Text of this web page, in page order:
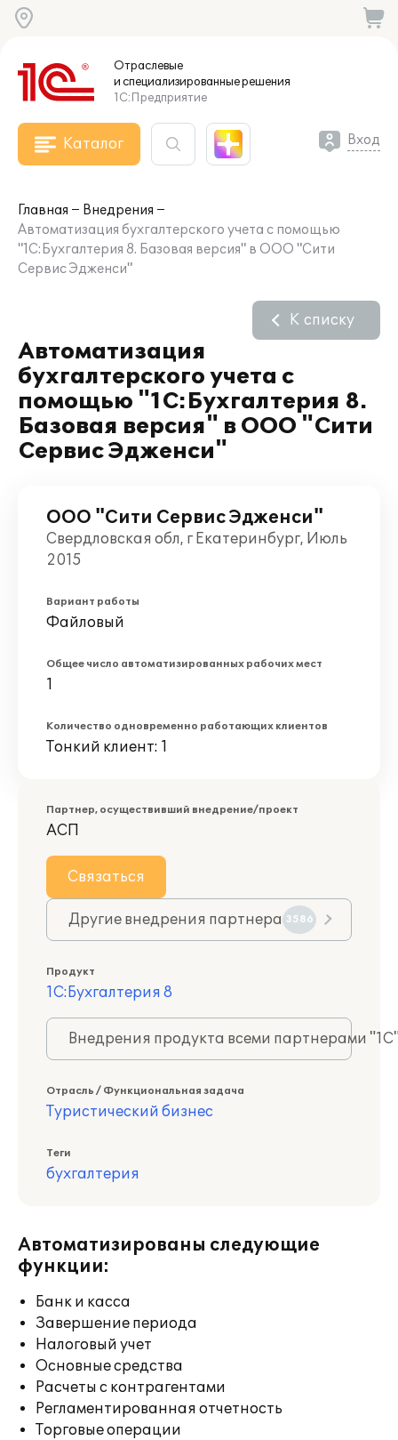
Отраслевые
и специализированныерешения
1С:Предприятие
Каталог Вход
Главная
Внедрения
Автоматизация бухгалтерского учета с помощью
"1С:Бухгалтерия 8. Базовая версия" в ООО "Сити
Сервис Эдженси"
Автоматизация
бухгалтерского учета с
помощью "1С:Бухгалтерия 8.
Базовая версия" в ООО "Сити
Сервис Эдженси"
К списку
ООО "Сити Сервис Эдженси"
Свердловская обл, г Екатеринбург, Июль
2015
Вариант работы
Файловый
Общее число автоматизированных рабочих мест
1
Количество одновременно работающих клиентов
Тонкий клиент: 1
Партнер, осуществивший внедрение/проект
АСП
Связаться
Другие внедрения партнера 3586
Продукт
1С:Бухгалтерия 8
Внедрения продукта всеми партнерами
Отрасль / Функциональная задача
Туристический бизнес
Теги
бухгалтерия
Автоматизированы следующие
функции:
Банк и касса
Завершение периода
Налоговый учет
Основные средства
Расчеты с контрагентами
Регламентированная отчетность
Торговые операции